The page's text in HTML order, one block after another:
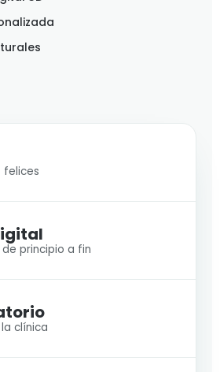
felices
principio a fin
clínica